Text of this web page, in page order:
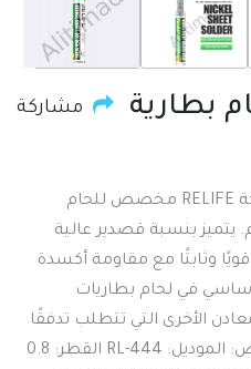
مشاركة
سلك لحام عالي الجودة من شركة RELIFE مخصص للحام
يتميز بنسبة قصدير عالية
وثابتًا مع مقاومة أكسدة
في لحام بطاريات
الأخرى التي تتطلب تدفقًا
نظيفًا وقوة لحام قوية. الخصائص: الموديل: RL-444 القطر: 0.8